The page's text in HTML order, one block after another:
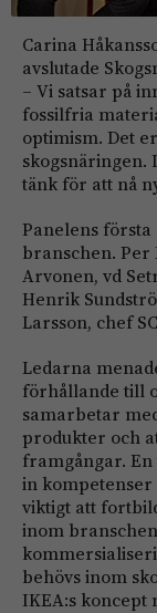
Carina
avslutade
– Vi satsar på
fossilfria
optimism. Det
skogsnäringen.
tänk för att nå
Panelens
branschen. Per
Arvonen, vd
Henrik
Larsson, chef
Ledarna
förhållande till
samarbetar
produkter och
framgångar.
in
viktigt att
inom
behövs inom
IKEA:s koncept